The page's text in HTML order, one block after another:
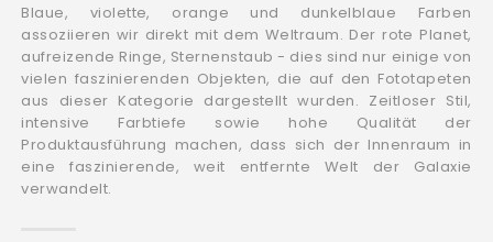
Blaue, violette, orange und dunkelblaue Farben
assoziieren wir direkt mit dem Weltraum. Der rote Planet,
aufreizende Ringe, Sternenstaub - dies sind nur einige von
vielen faszinierenden Objekten, die auf den Fototapeten
aus dieser Kategorie dargestellt wurden. Zeitloser Stil,
intensive Farbtiefe sowie hohe Qualität der
Produktausführung machen, dass sich der Innenraum in
eine faszinierende, weit entfernte Welt der Galaxie
verwandelt.